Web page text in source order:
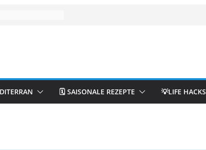
🗓️ SAISONALE REZEPTE 💡LIFE HACKS